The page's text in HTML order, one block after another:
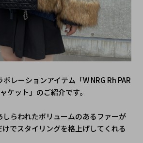
レーションアイテム「W NRG Rh PAR
ケット」のご紹介です。
らわれたボリュームのあるファーが
でスタイリングを格上げしてくれる